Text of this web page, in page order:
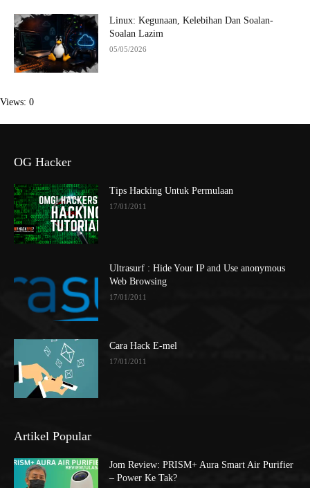
Linux: Kegunaan, Kelebihan Dan Soalan-
Soalan Lazim
05/05/2026
Views: 0
OG Hacker
Tips Hacking Untuk Permulaan
17/01/2011
Ultrasurf : Hide Your IP and Use anonymous
Web Browsing
17/01/2011
Cara Hack E-mel
17/01/2011
Artikel Popular
Jom Review: PRISM+ Aura Smart Air Purifier
– Power Ke Tak?